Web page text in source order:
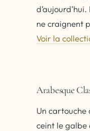
ne craignent
Voir la
Arabesque
Un cartouche
ceint le galbe